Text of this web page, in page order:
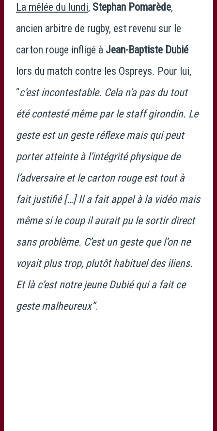
La mêlée du lundi, Stephan Pomarède,
ancien arbitre de rugby, est revenu sur le
carton rouge infligé à Jean-Baptiste Dubié
lors du match contre les Ospreys. Pour lui,
“c’est incontestable. Cela n’a pas du tout
été contesté même par le staff girondin. Le
geste est un geste réflexe mais qui peut
porter atteinte à l’intégrité physique de
l’adversaire et le carton rouge est tout à
fait justifié […] Il a fait appel à la vidéo mais
même si le coup il aurait pu le sortir direct
sans problème. C’est un geste que l’on ne
voyait plus trop, plutôt habituel des iliens.
Et là c’est notre jeune Dubié qui a fait ce
geste malheureux”.